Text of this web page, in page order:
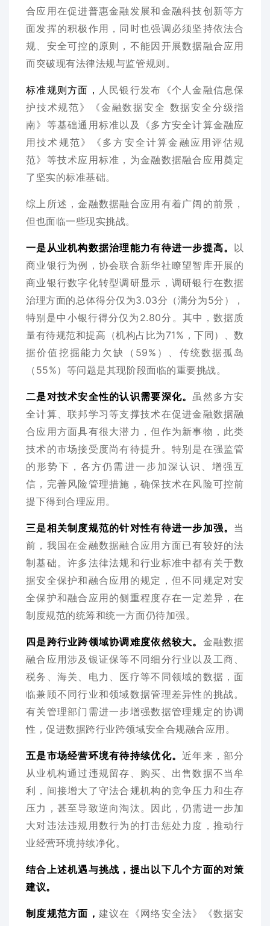
合应用在促进普惠金融发展和金融科技创新等方
面发挥的积极作用，同时也强调必须坚持依法合
规、安全可控的原则，不能因开展数据融合应用
而突破现有法律法规与监管规则。
标准规则方面， 人民银行发布《个人金融信息保
护技术规范》《金融数据安全 数据安全分级指
南》等基础通用标准以及《多方安全计算金融应
用技术规范》《多方安全计算金融应用评估规
范》等技术应用标准，为金融数据融合应用奠定
了坚实的标准基础。
综上所述，金融数据融合应用有着广阔的前景，
但也面临一些现实挑战。
一是从业机构数据治理能力有待进一步提高。 以
商业银行为例，协会联合新华社瞭望智库开展的
商业银行数字化转型调研显示，调研银行在数据
治理方面的总体得分仅为3.03分（满分为5分），
特别是中小银行得分仅为2.80分。其中，数据质
量有待规范和提高（机构占比为71%，下同）、数
据价值挖掘能力欠缺（59%）、传统数据孤岛
（55%）等问题是其现阶段面临的重要挑战。
二是对技术安全性的认识需要深化。 虽然多方安
全计算、联邦学习等支撑技术在促进金融数据融
合应用方面具有很大潜力，但作为新事物，此类
技术的市场接受度尚有待提升。特别是在强监管
的形势下，各方仍需进一步加深认识、增强互
信，完善风险管理措施，确保技术在风险可控前
提下得到合理应用。
三是相关制度规范的针对性有待进一步加强。 当
前，我国在金融数据融合应用方面已有较好的法
制基础。许多法律法规和行业标准中都有关于数
据安全保护和融合应用的规定，但不同规定对安
全保护和融合应用的侧重程度存在一定差异，在
制度规范的统筹和统一方面仍待加强。
四是跨行业跨领域协调难度依然较大。 金融数据
融合应用涉及银证保等不同细分行业以及工商、
税务、海关、电力、医疗等不同领域的数据，面
临兼顾不同行业和领域数据管理差异性的挑战。
有关管理部门需进一步增强数据管理规定的协调
性，促进数据跨行业跨领域安全合规融合应用。
五是市场经营环境有待持续优化。近年来，部分
从业机构通过违规留存、购买、出售数据不当牟
利，间接增大了守法合规机构的竞争压力和生存
压力，甚至导致逆向淘汰。因此，仍需进一步加
大对违法违规用数行为的打击惩处力度，推动行
业经营环境持续净化。
结合上述机遇与挑战，提出以下几个方面的对策
建议。
制度规范方面， 建议在《网络安全法》《数据安